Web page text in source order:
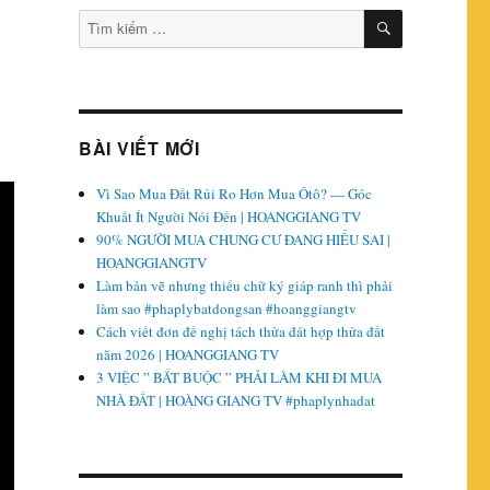
Tìm
kiếm:
TÌM
BÀI VIẾT MỚI
Vì Sao Mua Đất Rủi Ro Hơn Mua Ôtô? — Góc
Khuất Ít Người Nói Đến | HOANGGIANG TV
90% NGƯỜI MUA CHUNG CƯ ĐANG HIỂU SAI |
HOANGGIANGTV
Làm bản vẽ nhưng thiếu chữ ký giáp ranh thì phải
làm sao #phaplybatdongsan #hoanggiangtv
Cách viết đơn đề nghị tách thửa đát hợp thửa đất
năm 2026 | HOANGGIANG TV
3 VIỆC ” BẮT BUỘC ” PHẢI LÀM KHI ĐI MUA
NHÀ ĐẤT | HOÀNG GIANG TV #phaplynhadat